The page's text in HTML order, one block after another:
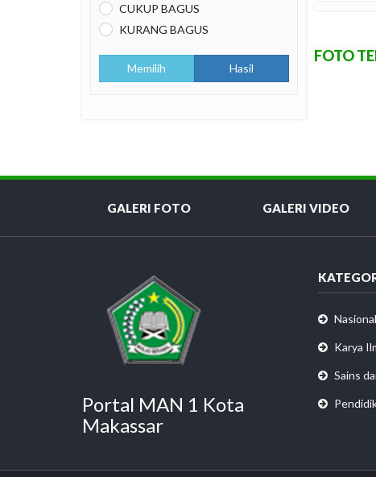
CUKUP BAGUS
KURANG BAGUS
Memilih Hasil
FOTO
GALERI FOTO GALERI VIDEO
Portal MAN 1 Kota
Makassar
Nasional
Karya
Sains